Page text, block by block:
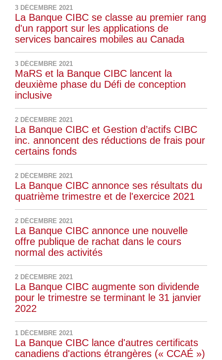
3 DÉCEMBRE 2021
La Banque CIBC se classe au premier rang
d'un rapport sur les applications de
services bancaires mobiles au Canada
3 DÉCEMBRE 2021
MaRS et la Banque CIBC lancent la
deuxième phase du Défi de conception
inclusive
2 DÉCEMBRE 2021
La Banque CIBC et Gestion d’actifs CIBC
inc. annoncent des réductions de frais pour
certains fonds
2 DÉCEMBRE 2021
La Banque CIBC annonce ses résultats du
quatrième trimestre et de l'exercice 2021
2 DÉCEMBRE 2021
La Banque CIBC annonce une nouvelle
offre publique de rachat dans le cours
normal des activités
2 DÉCEMBRE 2021
La Banque CIBC augmente son dividende
pour le trimestre se terminant le 31 janvier
2022
1 DÉCEMBRE 2021
La Banque CIBC lance d'autres certificats
canadiens d'actions étrangères (« CCAÉ »)